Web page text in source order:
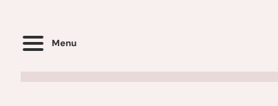
Menu